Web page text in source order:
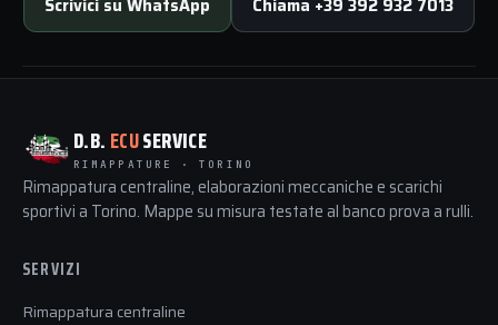
Scrivici su WhatsApp Chiama +39 392 932 7013
D.B. ECUSERVICE
RIMAPPATURE · TORINO
Rimappatura centraline, elaborazioni meccaniche e scarichi
sportivi a Torino. Mappe su misura testate al banco prova a rulli.
SERVIZI
Rimappatura centraline